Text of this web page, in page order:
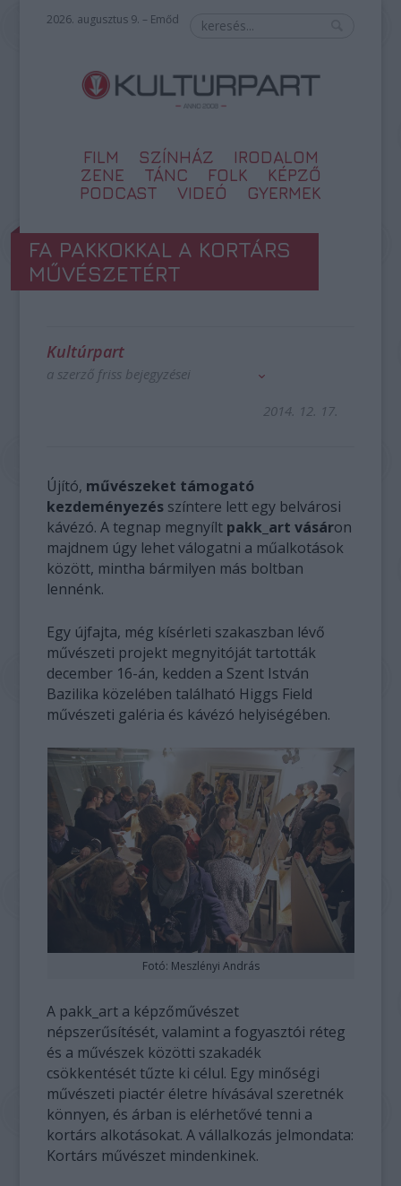
2026. augusztus 9. – Emőd
FILM SZÍNHÁZ
IRODALOM
ZENE
TÁNC FOLK
KÉPZŐ
PODCAST
VIDEÓ GYERMEK
FA PAKKOKKAL A KORTÁRS
MŰVÉSZETÉRT
Kultúrpart
a szerző friss bejegyzései
2014. 12. 17.
Újító, művészeket támogató
kezdeményezés színtere lett egy belvárosi
kávézó. A tegnap megnyílt pakk_art vásáron
majdnem úgy lehet válogatni a műalkotások
között, mintha bármilyen más boltban
lennénk.
Egy újfajta, még kísérleti szakaszban lévő
művészeti projekt megnyitóját tartották
december 16-án, kedden a Szent István
Bazilika közelében található Higgs Field
művészeti galéria és kávézó helyiségében.
Fotó: Meszlényi András
A pakk_art a képzőművészet
népszerűsítését, valamint a fogyasztói réteg
és a művészek közötti szakadék
csökkentését tűzte ki célul. Egy minőségi
művészeti piactér életre hívásával szeretnék
könnyen, és árban is elérhetővé tenni a
kortárs alkotásokat. A vállalkozás jelmondata:
Kortárs művészet mindenkinek.